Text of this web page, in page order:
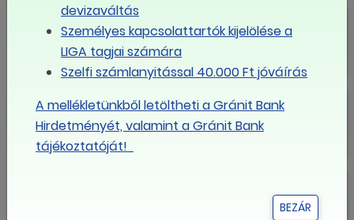
Jövőre nem csak a minimálbér nő
Az MNB célsávjába csökkent az
infláció
devizaváltás
Személyes kapcsolattartók kijelölése a
LIGA tagjai számára
Szelfi számlanyitással 40.000 Ft jóváírás
A mellékletünkből letöltheti a Gránit Bank
Hirdetményét, valamint a Gránit Bank
tájékoztatóját!
BEZÁR